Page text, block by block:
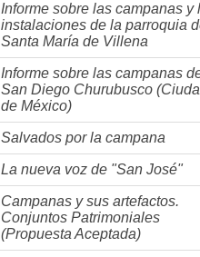
Informe sobre las campanas y
instalaciones de la parroquia
Santa María de Villena
Informe sobre las campanas
San Diego Churubusco
de México)
Salvados por la campana
La nueva voz de "San José"
Campanas y sus artefactos.
Conjuntos Patrimoniales
(Propuesta Aceptada)